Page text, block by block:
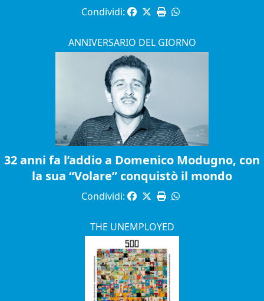
Condividi:
ANNIVERSARIO DEL GIORNO
32 anni fa l’addio a Domenico Modugno, con
la sua “Volare” conquistò il mondo
Condividi:
THE UNEMPLOYED